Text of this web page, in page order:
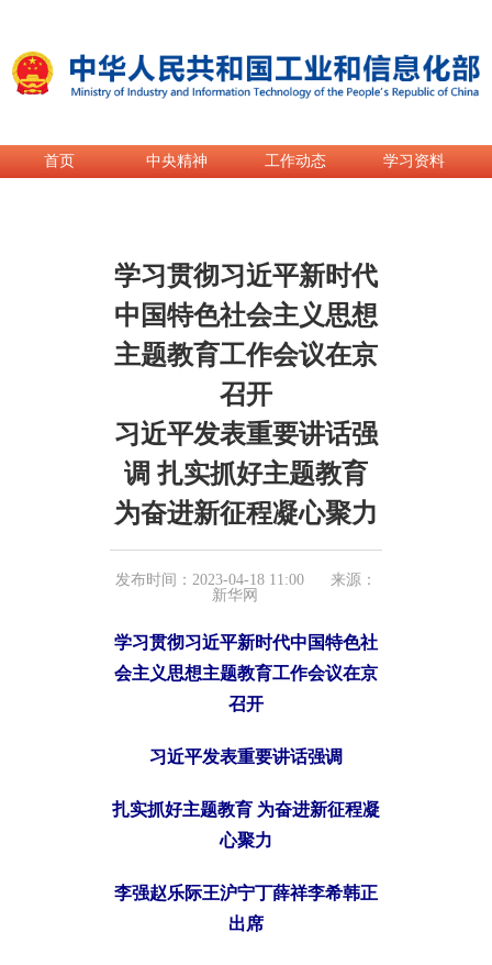
首页 中央精神 工作动态 学习资料
>专题专栏 >热点专题 深入开展学习贯彻习近平新时
学习贯彻习近平新时代
中国特色社会主义思想
主题教育工作会议在京
召开
习近平发表重要讲话强
调 扎实抓好主题教育
为奋进新征程凝心聚力
发布时间：2023-04-18 11:00
来源：
新华网
学习贯彻习近平新时代中国特色社
会主义思想主题教育工作会议在京
召开
习近平发表重要讲话强调
扎实抓好主题教育 为奋进新征程凝
心聚力
李强赵乐际王沪宁丁薛祥李希韩正
出席